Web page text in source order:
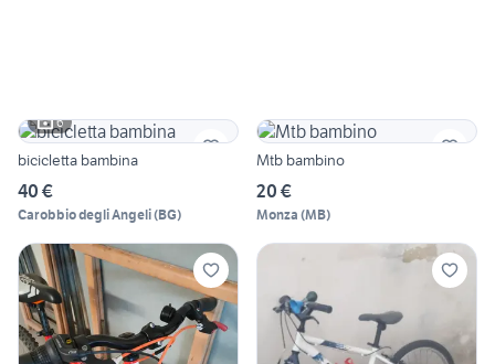
6
bicicletta bambina
40 €
Carobbio degli Angeli(BG)
Mtb bambino
20 €
Monza (MB)